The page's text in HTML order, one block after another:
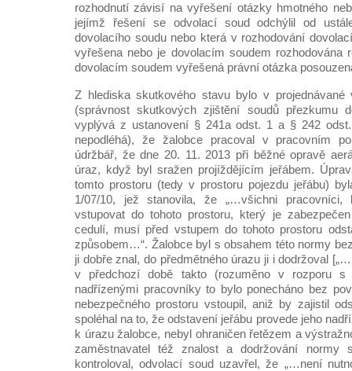
rozhodnutí závisí na vyřešení otázky hmotného
jejímž řešení se odvolací soud odchýlil od
dovolacího soudu nebo která v rozhodování
vyřešena nebo je dovolacím soudem rozhodována
dovolacím soudem vyřešená právní otázka
Z hlediska skutkového stavu bylo v projednávané
(správnost skutkových zjištění soudů přezkumu
vyplývá z ustanovení § 241a odst. 1 a § 242
nepodléhá), že žalobce pracoval v pracovním
údržbář, že dne 20. 11. 2013 při běžné opravě
úraz, když byl sražen projíždějícím jeřábem.
tomto prostoru (tedy v prostoru pojezdu jeřábu)
1/07/10, jež stanovila, že „…všichni pracovníci,
vstupovat do tohoto prostoru, který je
cedulí, musí před vstupem do tohoto prostoru
způsobem…“. Žalobce byl s obsahem této normy
ji dobře znal, do předmětného úrazu ji i dodržoval
v předchozí době takto (rozuměno v rozporu s
nadřízenými pracovníky to bylo ponecháno bez
nebezpečného prostoru vstoupil, aniž by zajistil
spoléhal na to, že odstavení jeřábu provede jeho
k úrazu žalobce, nebyl ohraničen řetězem a
zaměstnavatel též znalost a dodržování normy
kontroloval, odvolací soud uzavřel, že „…není